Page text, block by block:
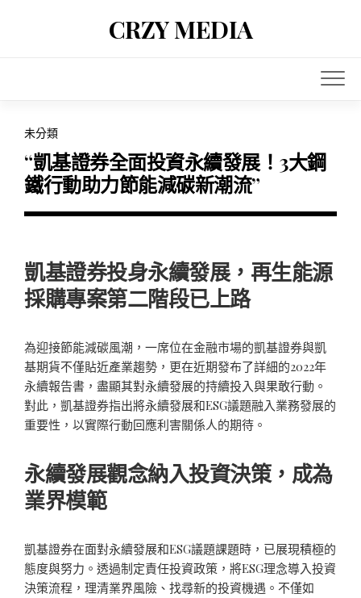
CRZY MEDIA
未分類
“凱基證券全面投資永續發展！3大鋼
鐵行動助力節能減碳新潮流”
凱基證券投身永續發展，再生能源
採購專案第二階段已上路
為迎接節能減碳風潮，一席位在金融市場的凱基證券與凱
基期貨不僅貼近產業趨勢，更在近期發布了詳細的2022年
永續報告書，盡顯其對永續發展的持續投入與果敢行動。
對此，凱基證券指出將永續發展和ESG議題融入業務發展的
重要性，以實際行動回應利害關係人的期待。
永續發展觀念納入投資決策，成為
業界模範
凱基證券在面對永續發展和ESG議題課題時，已展現積極的
態度與努力。透過制定責任投資政策，將ESG理念導入投資
決策流程，理清業界風險、找尋新的投資機遇。不僅如